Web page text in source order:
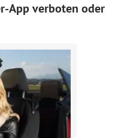
App verboten oder